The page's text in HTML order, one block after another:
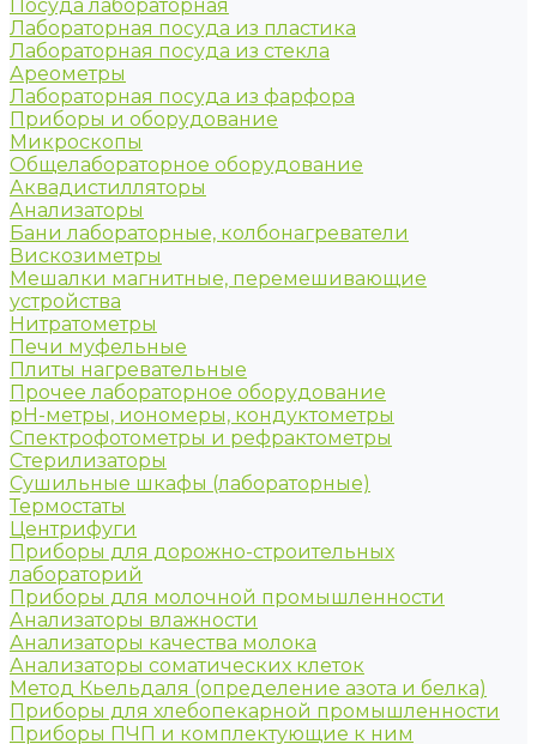
Посуда лабораторная
Лабораторная посуда из пластика
Лабораторная посуда из стекла
Ареометры
Лабораторная посуда из фарфора
Приборы и оборудование
Микроскопы
Общелабораторное оборудование
Аквадистилляторы
Анализаторы
Бани лабораторные, колбонагреватели
Вискозиметры
Мешалки магнитные, перемешивающие
устройства
Нитратометры
Печи муфельные
Плиты нагревательные
Прочее лабораторное оборудование
рН-метры, иономеры, кондуктометры
Спектрофотометры и рефрактометры
Стерилизаторы
Сушильные шкафы (лабораторные)
Термостаты
Центрифуги
Приборы для дорожно-строительных
лабораторий
Приборы для молочной промышленности
Анализаторы влажности
Анализаторы качества молока
Анализаторы соматических клеток
Метод Кьельдаля (определение азота и белка)
Приборы для хлебопекарной промышленности
Приборы ПЧП и комплектующие к ним